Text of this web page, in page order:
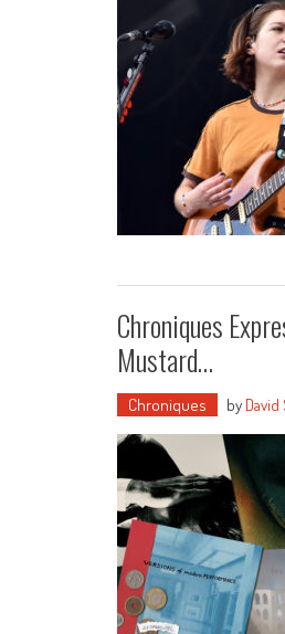
Chroniques
Mustard…
Chroniques by